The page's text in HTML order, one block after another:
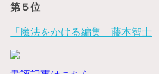
第５位
「魔法をかける編集」藤本智士